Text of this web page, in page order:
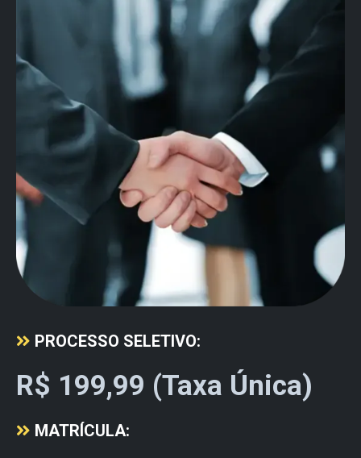
PROCESSO SELETIVO:
R$ 199,99 (Taxa Única)
MATRÍCULA: